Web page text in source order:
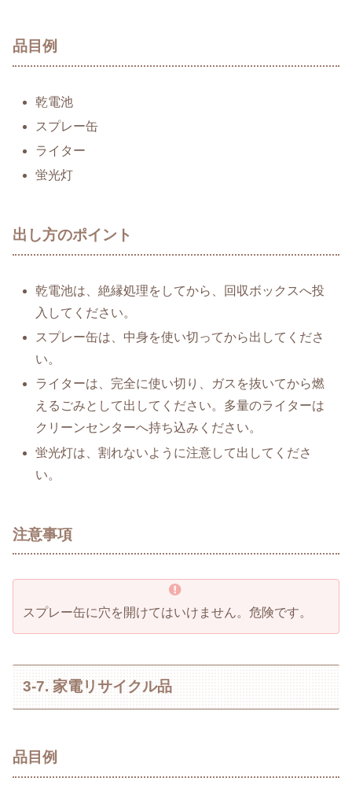
品目例
乾電池
スプレー缶
ライター
蛍光灯
出し方のポイント
乾電池は、絶縁処理をしてから、回収ボックスへ投
入してください。
スプレー缶は、中身を使い切ってから出してくださ
い。
ライターは、完全に使い切り、ガスを抜いてから燃
えるごみとして出してください。多量のライターは
クリーンセンターへ持ち込みください。
蛍光灯は、割れないように注意して出してくださ
い。
注意事項
スプレー缶に穴を開けてはいけません。危険です。
3-7. 家電リサイクル品
品目例